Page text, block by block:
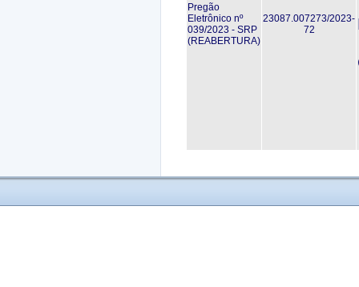
Pregão
Eletrônico nº
039/2023 - SRP
(REABERTURA)
23087.007273/2023-
72